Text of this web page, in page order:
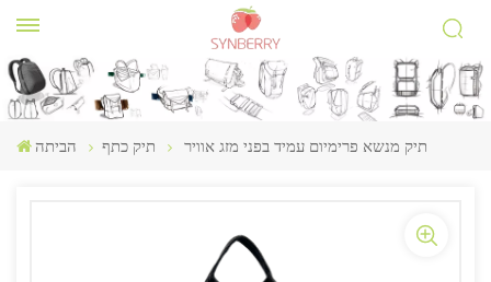
הביתה תיק כתף תיק מנשא פרימיום עמיד בפני מזג אוויר